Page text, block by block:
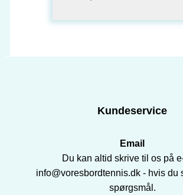
Kundeservice
Email
Du kan altid skrive til os på
info@voresbordtennis.dk - hvis du
spørgsmål.